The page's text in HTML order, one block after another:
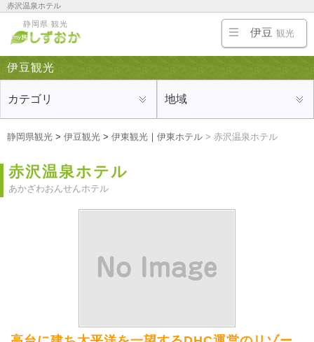
赤沢温泉ホテル
伊豆半島の熱海・伊東・修善寺・沼津の旅行にオススメの観光地、ホテルや旅館、温泉、名
物・ご当地グルメ、お土産を紹介
静岡県 観光
伊豆 観光
伊豆観光
カテゴリ 地域
静岡県観光 > 伊豆観光 > 伊東観光 ｜ 伊東ホテル > 赤沢温泉ホテル
赤沢温泉ホテル
あかざわおんせんホテル